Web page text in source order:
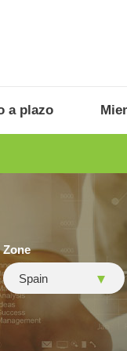
a plazo
Zone
Spain